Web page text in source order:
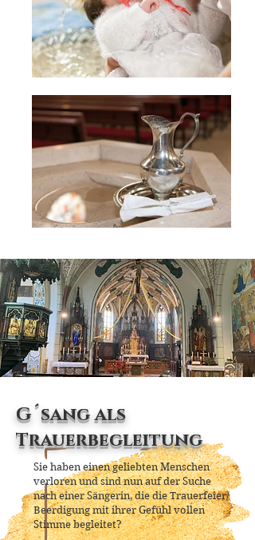
G´sang als
Trauerbegleitung
Sie haben einen geliebten Menschen
verloren undsind nun auf der Suche
nach einer Sängerin,die die Trauerfeier/
Beerdigungmit ihrer Gefühl vollen
Stimme begleitet?